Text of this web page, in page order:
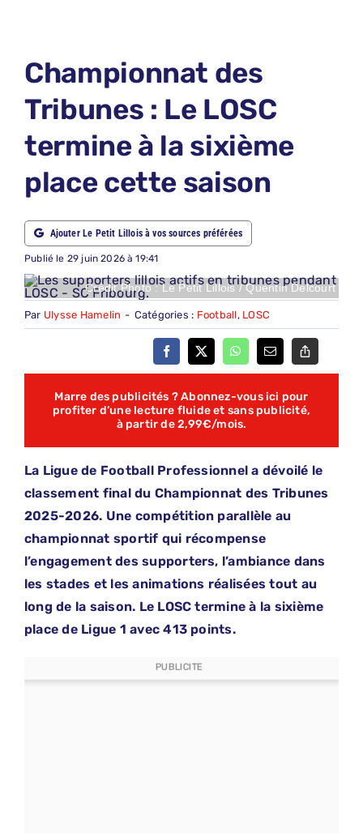
ABONNEMENTS
NOUS CONTACTER
NOUS SUIVRE
Rechercher:
Championnat des
Tribunes : Le LOSC
termine à la sixième
place cette saison
Ajouter Le Petit Lillois à vos sources préférées
Publié le 29 juin 2026 à 19:41
Crédit Photo : Le Petit Lillois / Quentin Delcourt
Par Ulysse Hamelin - Catégories : Football, LOSC
Marre des publicités ? Abonnez-vous ici pour
profiter d’une lecture fluide et sans publicité,
à partir de 2,99€/mois.
La Ligue de Football Professionnel a dévoilé le
classement final du Championnat des Tribunes
2025-2026. Une compétition parallèle au
championnat sportif qui récompense
l’engagement des supporters, l’ambiance dans
les stades et les animations réalisées tout au
long de la saison. Le LOSC termine à la sixième
place de Ligue 1 avec 413 points.
PUBLICITE